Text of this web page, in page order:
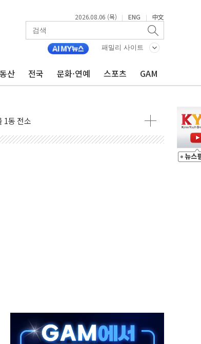
2026.08.06 (목) | ENG | 中文
패밀리 사이트
산 전국 문화·연예 스포츠 GAM
스권…美 암호화폐 법안 처리 여부도 변수
자 2665명·사망 23명
코스피 '휘청'
발사
뉴얼이 경쟁력 가른다
완수사권 폐지 우려 전달
트리엇 미사일 지원, 작년의 3분의 1
진화
틀 바꿔…국민 불안감 가중"
돌파
글로벌 방산 시장 공략"